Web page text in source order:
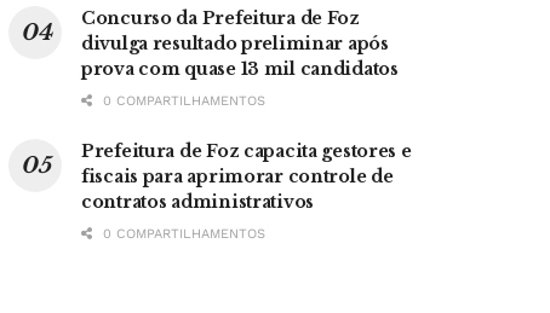
Concurso da Prefeitura de Foz
divulga resultado preliminar após
prova com quase 13 mil candidatos
0 COMPARTILHAMENTOS
Prefeitura de Foz capacita gestores e
fiscais para aprimorar controle de
contratos administrativos
0 COMPARTILHAMENTOS